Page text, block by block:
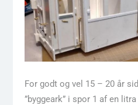
For godt og vel 15 – 20 år
”byggeark” i spor 1 af en